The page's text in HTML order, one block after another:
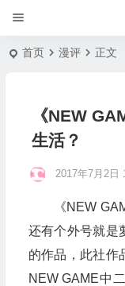
首页 漫评 正文
《NEW
生活？
2017年7月2日
《NEW
还有个外号就是
的作品，此社作
NEW GAME中